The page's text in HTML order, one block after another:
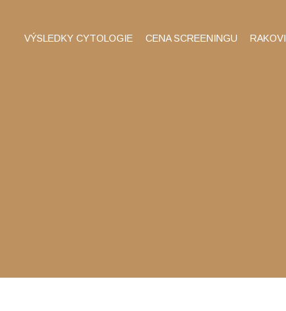
VÝSLEDKY CYTOLOGIE CENA SCREENINGU